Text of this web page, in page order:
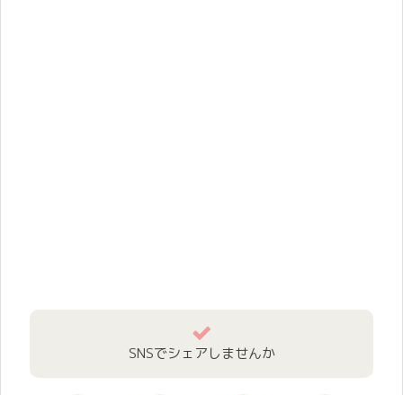
SNSでシェアしませんか